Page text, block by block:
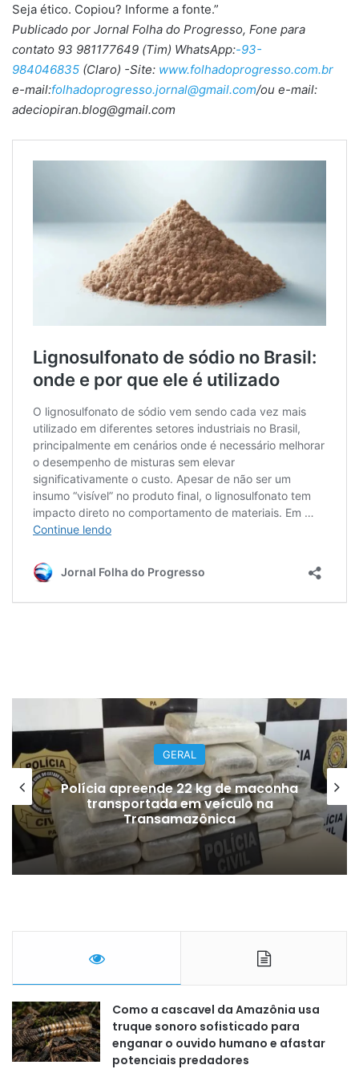
Seja ético. Copiou? Informe a fonte.”
Publicado por Jornal Folha do Progresso, Fone para
contato 93 981177649 (Tim) WhatsApp:-93-
984046835 (Claro) -Site: www.folhadoprogresso.com.br
e-mail:folhadoprogresso.jornal@gmail.com/ou e-mail:
adeciopiran.blog@gmail.com
GERAL
Polícia apreende 22 kg de maconha
transportada em veículo na
Transamazônica
Como a cascavel da Amazônia usa
truque sonoro sofisticado para
enganar o ouvido humano e afastar
potenciais predadores